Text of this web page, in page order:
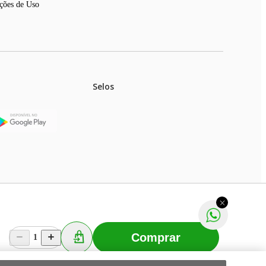
1 Comprar
de Uso
Selos
na rede de lojas físicas.
prévio. Fast Shop S. A. CNPJ: 43.708.379/0001-
Fast Shop - Todos os direitos reservadosRF
Selecionar os Cookies